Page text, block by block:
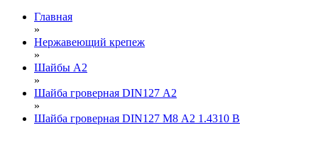
Главная
»
Нержавеющий крепеж
»
Шайбы А2
»
Шайба гроверная DIN127 А2
»
Шайба гроверная DIN127 М8 А2 1.4310 B